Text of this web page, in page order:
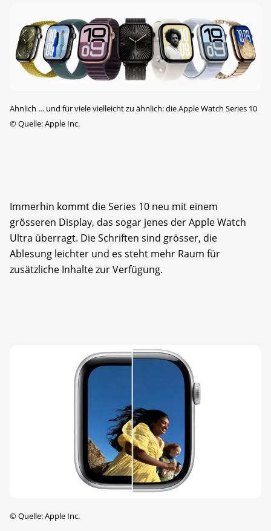
Ähnlich … und für viele vielleicht zu ähnlich: die Apple Watch Series 10
©Quelle: Apple Inc.
Immerhin kommt die Series 10 neu mit einem
grösseren Display, das sogar jenes der Apple Watch
Ultra überragt. Die Schriften sind grösser, die
Ablesung leichter und es steht mehr Raum für
zusätzliche Inhalte zur Verfügung.
©Quelle: Apple Inc.